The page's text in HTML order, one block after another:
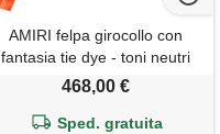
AMIRI felpa girocollo con
fantasia tie dye - toni neutri
468,00 €
Sped. gratuita